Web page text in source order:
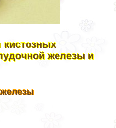
железы и